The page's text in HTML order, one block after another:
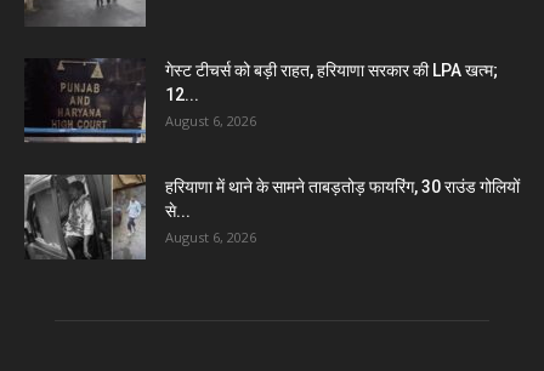
गेस्ट टीचर्स को बड़ी राहत, हरियाणा सरकार की LPA खत्म;
12...
August 6, 2026
हरियाणा में थाने के सामने ताबड़तोड़ फायरिंग, 30 राउंड गोलियों
से...
August 6, 2026